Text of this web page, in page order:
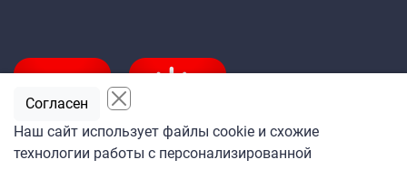
Наш сайт использует файлы cookie и схожие
технологии работы с персонализированной
Согласен